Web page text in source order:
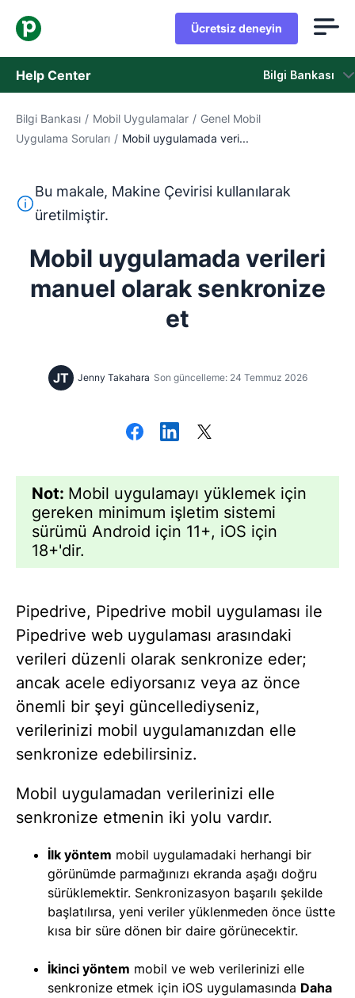
Ücretsiz deneyin
Help Center Bilgi Bankası
Bilgi Bankası
Destek Birimiyle İletişime Geçin
Bilgi Bankası / Mobil Uygulamalar / Genel Mobil
Uygulama Soruları / Mobil uygulamada veri...
Bu metin, İngilizceden Makine Çevirisi aracı
Bu makale, Makine Çevirisi kullanılarak
üretilmiştir.
Mobil uygulamada verileri
manuel olarak senkronize
et
JT Jenny Takahara Son güncelleme: 24 Temmuz 2026
Not: Mobil uygulamayı yüklemek için
gereken minimum işletim sistemi
sürümü Android için 11+, iOS için
18+'dir.
Pipedrive, Pipedrive mobil uygulaması ile
Pipedrive web uygulaması arasındaki
verileri düzenli olarak senkronize eder;
ancak acele ediyorsanız veya az önce
önemli bir şeyi güncellediyseniz,
verilerinizi mobil uygulamanızdan elle
senkronize edebilirsiniz.
Mobil uygulamadan verilerinizi elle
senkronize etmenin iki yolu vardır.
İlk yöntem mobil uygulamadaki herhangi bir
görünümde parmağınızı ekranda aşağı doğru
sürüklemektir. Senkronizasyon başarılı şekilde
başlatılırsa, yeni veriler yüklenmeden önce üstte
kısa bir süre dönen bir daire görünecektir.
İkinci yöntem mobil ve web verilerinizi elle
senkronize etmek için iOS uygulamasında Daha